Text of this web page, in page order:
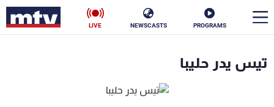
PROGRAMS
NEWSCASTS
LIVE
تيس يدر حليبا
الأخبار